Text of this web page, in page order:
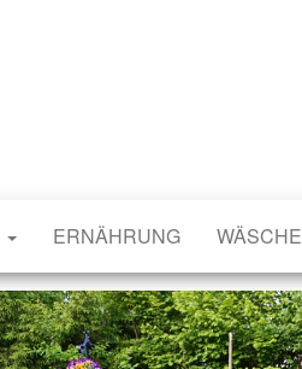
. .
ERNÄHRUNG WÄSCHE